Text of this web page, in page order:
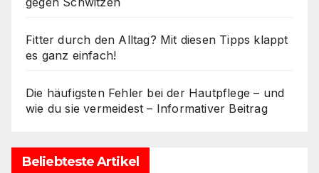
Fitter durch den Alltag? Mit diesen Tipps klappt
es ganz einfach!
Die häufigsten Fehler bei der Hautpflege – und
wie du sie vermeidest – Informativer Beitrag
Beliebteste Artikel